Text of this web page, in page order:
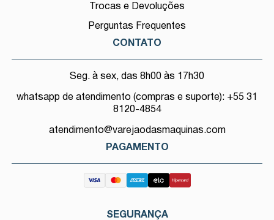
Trocas e Devoluções
Perguntas Frequentes
CONTATO
Seg. à sex, das 8h00 às 17h30
whatsapp de atendimento (compras e suporte): +55 31
8120-4854
atendimento@varejaodasmaquinas.com
PAGAMENTO
SEGURANÇA